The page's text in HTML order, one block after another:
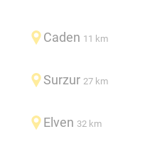
Caden 11 km
Surzur 27 km
Elven 32 km